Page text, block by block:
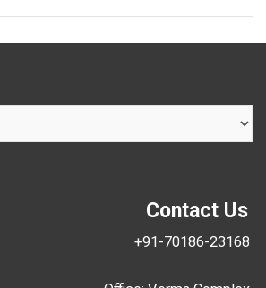
Contact Us
+91-70186-23168